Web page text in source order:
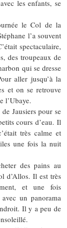
les enfants, se
le Col de la
l’a souvent
spectaculaire,
des troupeaux de
qui se dresse
aller jusqu’à la
et on se retrouve
l’Ubaye.
Jausiers pour se
cours d’eau. Il
très calme et
une fois la nuit
des pains au
d’Allos. Il est très
et une fois
un panorama
Il y a peu de